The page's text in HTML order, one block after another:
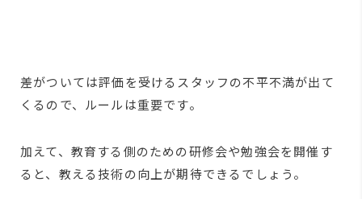
差がついては評価を受けるスタッフの不平不満が出て
くるので、ルールは重要です。
加えて、教育する側のための研修会や勉強会を開催す
ると、教える技術の向上が期待できるでしょう。